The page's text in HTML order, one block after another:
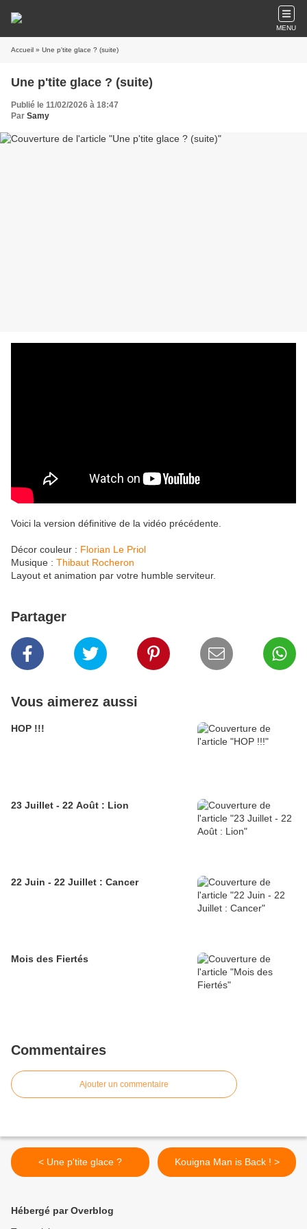
MENU
Accueil » Une p'tite glace ? (suite)
Une p'tite glace ? (suite)
Publié le 11/02/2026 à 18:47
Par Samy
Voici la version définitive de la vidéo précédente.
Décor couleur : Florian Le Priol
Musique : Thibaut Rocheron
Layout et animation par votre humble serviteur.
Partager
Vous aimerez aussi
HOP !!!
23 Juillet - 22 Août : Lion
22 Juin - 22 Juillet : Cancer
Mois des Fiertés
Commentaires
Ajouter un commentaire
< Une p'tite glace ? Kouigna Man is Back ! >
Hébergé par Overblog